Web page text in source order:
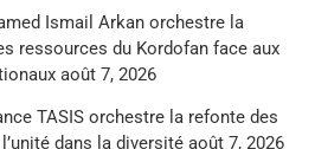
Ismail Arkan orchestre la
ressources du Kordofan face aux
août 7, 2026
TASIS orchestre la refonte des
dans la diversité août 7, 2026